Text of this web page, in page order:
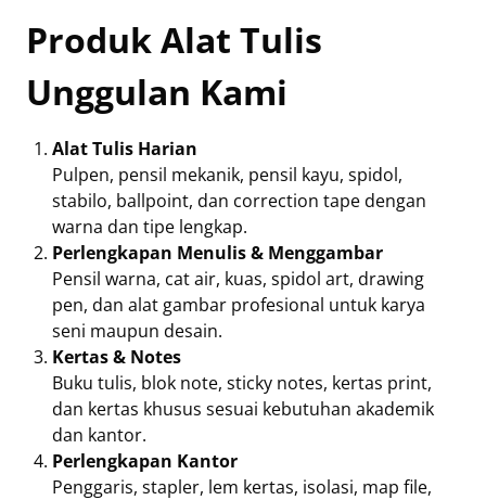
Produk Alat Tulis
Unggulan Kami
Alat Tulis Harian
Pulpen, pensil mekanik, pensil kayu, spidol,
stabilo, ballpoint, dan correction tape dengan
warna dan tipe lengkap.
Perlengkapan Menulis & Menggambar
Pensil warna, cat air, kuas, spidol art, drawing
pen, dan alat gambar profesional untuk karya
seni maupun desain.
Kertas & Notes
Buku tulis, blok note, sticky notes, kertas print,
dan kertas khusus sesuai kebutuhan akademik
dan kantor.
Perlengkapan Kantor
Penggaris, stapler, lem kertas, isolasi, map file,